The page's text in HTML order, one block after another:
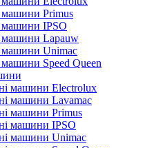
машини Primus
машини IPSO
машини Lapauw
машини Unimac
Speed Queen
машини Electrolux
машини Lavamac
машини Primus
машини IPSO
машини Unimac